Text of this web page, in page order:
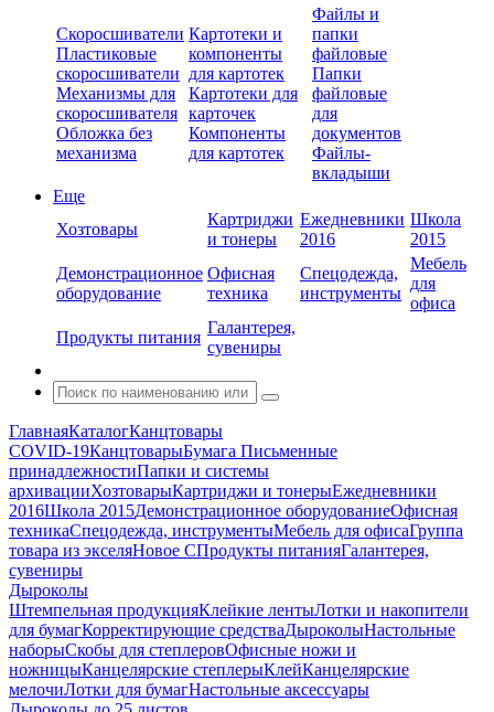
Скоросшиватели
Пластиковые
скоросшиватели
Механизмы для
скоросшивателя
Обложка без
механизма
Картотеки и
компоненты
для картотек
Картотеки для
карточек
Компоненты
для картотек
Файлы и
папки
файловые
Папки
файловые
для
документов
Файлы-
вкладыши
Еще
Хозтовары
Картриджи
и тонеры
Ежедневники
2016
Школа
2015
Демонстрационное
оборудование
Офисная
техника
Спецодежда,
инструменты
Мебель
для
офиса
Продукты питания
Галантерея,
сувениры
ГлавнаяКаталогКанцтовары
COVID-19КанцтоварыБумага Письменные
принадлежностиПапки и системы
архивацииХозтоварыКартриджи и тонерыЕжедневники
2016Школа 2015Демонстрационное оборудованиеОфисная
техникаСпецодежда, инструментыМебель для офисаГруппа
товара из экселяНовое СПродукты питанияГалантерея,
сувениры
Дыроколы
Штемпельная продукцияКлейкие лентыЛотки и накопители
для бумагКорректирующие средстваДыроколыНастольные
наборыСкобы для степлеровОфисные ножи и
ножницыКанцелярские степлерыКлейКанцелярские
мелочиЛотки для бумагНастольные аксессуары